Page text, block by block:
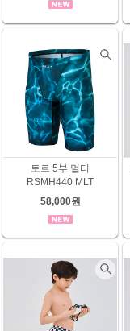
토르 5부 멀티
RSMH440 MLT
58,000원